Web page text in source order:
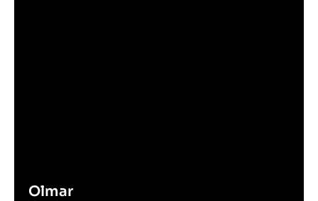
Olmar